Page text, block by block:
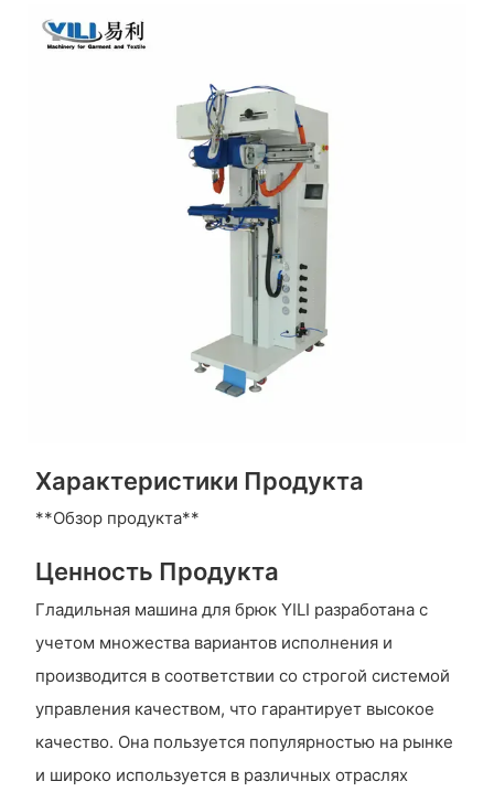
Характеристики Продукта
**Обзор продукта**
Ценность Продукта
Гладильная машина для брюк YILI разработана с
учетом множества вариантов исполнения и
производится в соответствии со строгой системой
управления качеством, что гарантирует высокое
качество. Она пользуется популярностью на рынке
и широко используется в различных отраслях